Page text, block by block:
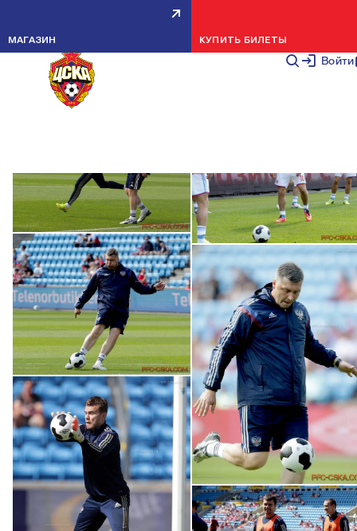
Войти
МАГАЗИН КУПИТЬ БИЛЕТЫ
АРМЕЙЦЫ В МАТЧЕ НОРВЕГИЯ —
РОССИЯ
МАТЧИ 1 ИЮНЯ